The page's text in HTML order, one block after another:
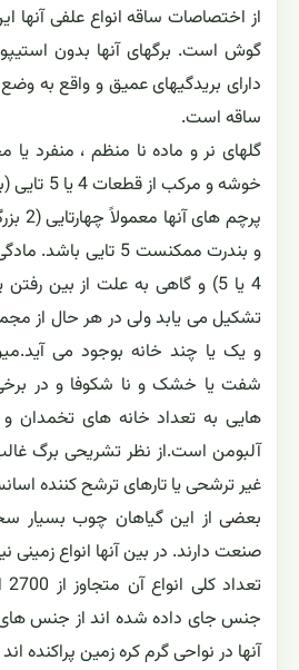
از اختصاصات ساقه انواع علفی آنها
گوش است. برگهای آنها بدون
دارای بریدگیهای عمیق و واقع به
ساقه است.
گلهای نر و ماده نا منظم ، منفرد
4 یا 5) و گاهی به علت از بین
تشکیل می یابد ولی در هر حال از
و یک یا چند خانه بوجود می
شفت یا خشک و نا شکوفا و در
هایی به تعداد خانه های تخمدان
آلبومن است.از نظر تشریحی برگ
غیر ترشحی یا تارهای ترشح کننده
بعضی از این گیاهان چوب بسیار
صنعت دارند. در بین آنها انواع
جنس جای داده شده اند از جنس
آنها در نواحی گرم کره زمین پراکنده اند